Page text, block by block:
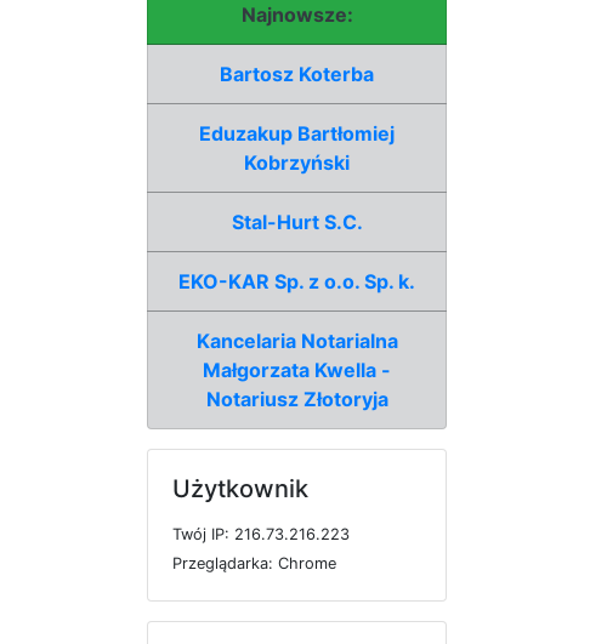
Najnowsze:
Bartosz Koterba
Eduzakup Bartłomiej
Kobrzyński
Stal-Hurt S.C.
EKO-KAR Sp. z o.o. Sp. k.
Kancelaria Notarialna
Małgorzata Kwella -
Notariusz Złotoryja
Użytkownik
Twój IP: 216.73.216.223
Przeglądarka: Chrome